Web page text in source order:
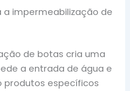
a impermeabilização de
de botas cria uma
a entrada de água e
produtos específicos